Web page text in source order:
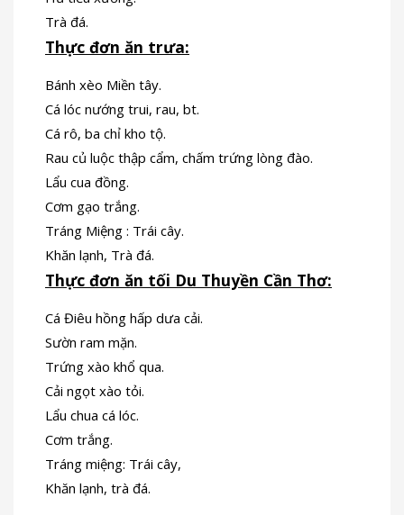
Trà đá.
Thực đơn ăn trưa:
Bánh xèo Miền tây.
Cá lóc nướng trui, rau, bt.
Cá rô, ba chỉ kho tộ.
Rau củ luộc thập cẩm, chấm trứng lòng đào.
Lẩu cua đồng.
Cơm gạo trắng.
Tráng Miệng : Trái cây.
Khăn lạnh, Trà đá.
Thực đơn ăn tối Du Thuyền Cần Thơ:
Cá Điêu hồng hấp dưa cải.
Sườn ram mặn.
Trứng xào khổ qua.
Cải ngọt xào tỏi.
Lẩu chua cá lóc.
Cơm trắng.
Tráng miệng: Trái cây,
Khăn lạnh, trà đá.